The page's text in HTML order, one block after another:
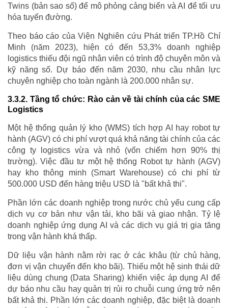
Twins (bản sao số) để mô phỏng cảng biển và AI để tối ưu
hóa tuyến đường.
Theo báo cáo của Viện Nghiên cứu Phát triển TP.Hồ Chí
Minh (năm 2023), hiện có đến 53,3% doanh nghiệp
logistics thiếu đội ngũ nhân viên có trình độ chuyên môn và
kỹ năng số. Dự báo đến năm 2030, nhu cầu nhân lực
chuyên nghiệp cho toàn ngành là 200.000 nhân sự.
3.3.2. Tầng tổ chức: Rào cản về tài chính của các SME
Logistics
Một hệ thống quản lý kho (WMS) tích hợp AI hay robot tự
hành (AGV) có chi phí vượt quá khả năng tài chính của các
công ty logistics vừa và nhỏ (vốn chiếm hơn 90% thị
trường). Việc đầu tư một hệ thống Robot tự hành (AGV)
hay kho thông minh (Smart Warehouse) có chi phí từ
500.000 USD đến hàng triệu USD là "bất khả thi".
Phần lớn các doanh nghiệp trong nước chủ yếu cung cấp
dịch vụ cơ bản như vận tải, kho bãi và giao nhận. Tỷ lệ
doanh nghiệp ứng dụng AI và các dịch vụ giá trị gia tăng
trong vận hành khá thấp.
Dữ liệu vận hành nằm rời rạc ở các khâu (từ chủ hàng,
đơn vị vận chuyển đến kho bãi). Thiếu một hệ sinh thái dữ
liệu dùng chung (Data Sharing) khiến việc áp dụng AI để
dự báo nhu cầu hay quản trị rủi ro chuỗi cung ứng trở nên
bất khả thi. Phần lớn các doanh nghiệp, đặc biệt là doanh